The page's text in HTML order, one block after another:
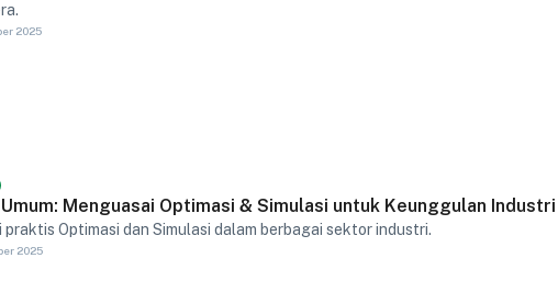
2025
Menguasai Optimasi & Simulasi untuk Keunggulan Industri
praktis Optimasi dan Simulasi dalam berbagai sektor industri.
2025